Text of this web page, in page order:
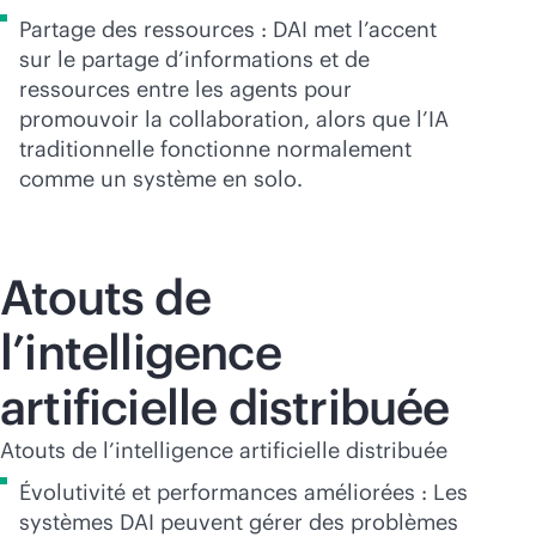
Partage des ressources : DAI met l’accent
sur le partage d’informations et de
ressources entre les agents pour
promouvoir la collaboration, alors que l’IA
traditionnelle fonctionne normalement
comme un système en solo.
Atouts de
l’intelligence
artificielle distribuée
Atouts de l’intelligence artificielle distribuée
Évolutivité et performances améliorées : Les
systèmes DAI peuvent gérer des problèmes